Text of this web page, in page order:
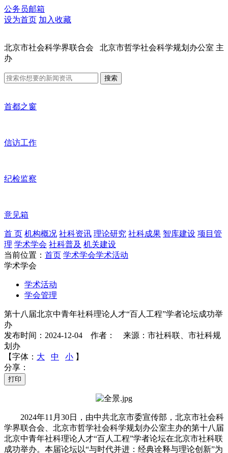
公务员邮箱
设为首页 加入收藏
北京市社会科学界联合会 北京市哲学社会科学规划办公室 主
办
搜索
首都之窗
信访工作
纪检监察
意见箱
首 页 机构概况 社科资讯 理论研究 社科成果 智库建设 项目管
理 学术学会 社科普及 机关建设
当前位置： 首页 学术学会学术活动
学术学会
学术活动
学会管理
第十八届北京中青年社科理论人才“百人工程”学者论坛成功举
办
发布时间：2024-12-04 作者： 来源：市社科联、市社科规
划办
【字体： 大 中 小 】
分享：
打印
2024年11月30日，由中共北京市委宣传部，北京市社会科
学界联合会、北京市哲学社会科学规划办公室主办的第十八届
北京中青年社科理论人才“百人工程”学者论坛在北京市社科联
成功举办。本届论坛以“与时代并进：经典诠释与理论创新”为